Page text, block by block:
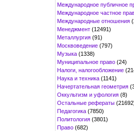
Международное публичное
Международное частное
Международные отношения
Менеджмент (12491)
Металлургия (91)
Москвоведение (797)
Музыка (1338)
Муниципальное право (24)
Налоги, налогообложение
Наука и техника (1141)
Начертательная геометрия
Оккультизм и уфология (8)
Остальные рефераты
Педагогика (7850)
Политология (3801)
Право (682)